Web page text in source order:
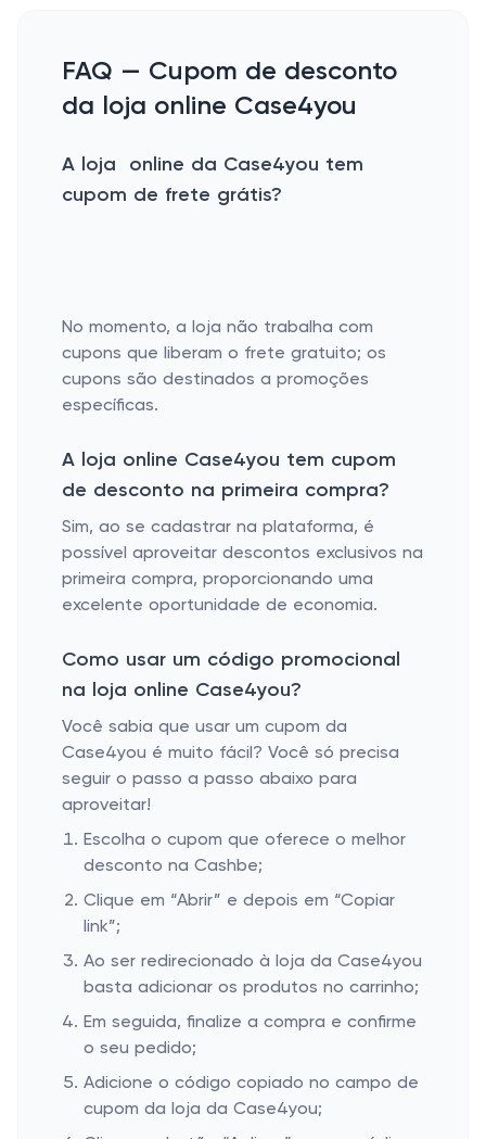
FAQ — Cupom de desconto
da loja online Case4you
A loja online da Case4you tem
cupom de frete grátis?
No momento, a loja não trabalha com
cupons que liberam o frete gratuito; os
cupons são destinados a promoções
específicas.
A loja online Case4you tem cupom
de desconto na primeira compra?
Sim, ao se cadastrar na plataforma, é
possível aproveitar descontos exclusivos na
primeira compra, proporcionando uma
excelente oportunidade de economia.
Como usar um código promocional
na loja online Case4you?
Você sabia que usar um cupom da
Case4you é muito fácil? Você só precisa
seguir o passo a passo abaixo para
aproveitar!
Escolha o cupom que oferece o melhor
desconto na Cashbe;
Clique em “Abrir” e depois em “Copiar
link”;
Ao ser redirecionado à loja da Case4you
basta adicionar os produtos no carrinho;
Em seguida, finalize a compra e confirme
o seu pedido;
Adicione o código copiado no campo de
cupom da loja da Case4you;